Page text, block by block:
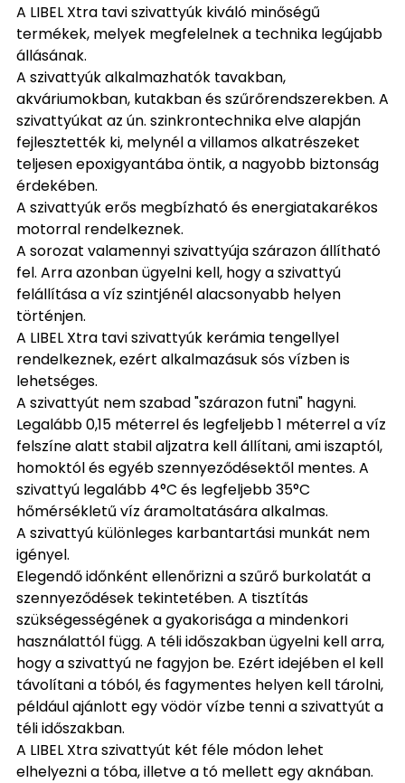
A LIBEL Xtra tavi szivattyúk kiváló minőségű
termékek, melyek megfelelnek a technika legújabb
állásának.
A szivattyúk alkalmazhatók tavakban,
akváriumokban, kutakban és szűrőrendszerekben. A
szivattyúkat az ún. szinkrontechnika elve alapján
fejlesztették ki, melynél a villamos alkatrészeket
teljesen epoxigyantába öntik, a nagyobb biztonság
érdekében.
A szivattyúk erős megbízható és energiatakarékos
motorral rendelkeznek.
A sorozat valamennyi szivattyúja szárazon állítható
fel. Arra azonban ügyelni kell, hogy a szivattyú
felállítása a víz szintjénél alacsonyabb helyen
történjen.
A LIBEL Xtra tavi szivattyúk kerámia tengellyel
rendelkeznek, ezért alkalmazásuk sós vízben is
lehetséges.
A szivattyút nem szabad "szárazon futni" hagyni.
Legalább 0,15 méterrel és legfeljebb 1 méterrel a víz
felszíne alatt stabil aljzatra kell állítani, ami iszaptól,
homoktól és egyéb szennyeződésektől mentes. A
szivattyú legalább 4°C és legfeljebb 35°C
hőmérsékletű víz áramoltatására alkalmas.
A szivattyú különleges karbantartási munkát nem
igényel.
Elegendő időnként ellenőrizni a szűrő burkolatát a
szennyeződések tekintetében. A tisztítás
szükségességének a gyakorisága a mindenkori
használattól függ. A téli időszakban ügyelni kell arra,
hogy a szivattyú ne fagyjon be. Ezért idejében el kell
távolítani a tóból, és fagymentes helyen kell tárolni,
például ajánlott egy vödör vízbe tenni a szivattyút a
téli időszakban.
A LIBEL Xtra szivattyút két féle módon lehet
elhelyezni a tóba, illetve a tó mellett egy aknában.